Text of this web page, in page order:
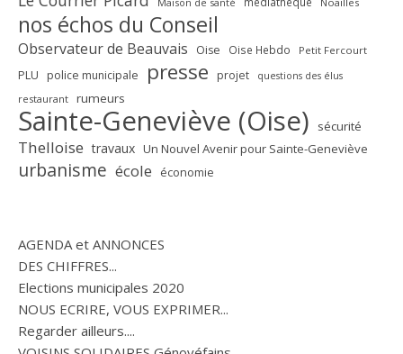
nos échos du Conseil
Observateur de Beauvais Oise Oise Hebdo Petit Fercourt
PLU police municipale presse projet questions des élus
restaurant rumeurs
Sainte-Geneviève (Oise) sécurité
Thelloise travaux Un Nouvel Avenir pour Sainte-Geneviève
urbanisme école économie
AGENDA et ANNONCES
DES CHIFFRES...
Elections municipales 2020
NOUS ECRIRE, VOUS EXPRIMER...
Regarder ailleurs....